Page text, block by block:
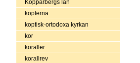
Kopparbergs län
kopterna
koptisk-ortodoxa kyrkan
kor
koraller
korallrev